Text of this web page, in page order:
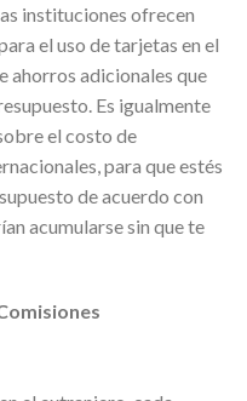
instituciones ofrecen
el uso de tarjetas en el
ahorros adicionales que
Es igualmente
el costo de
para que estés
de acuerdo con
acumularse sin que te